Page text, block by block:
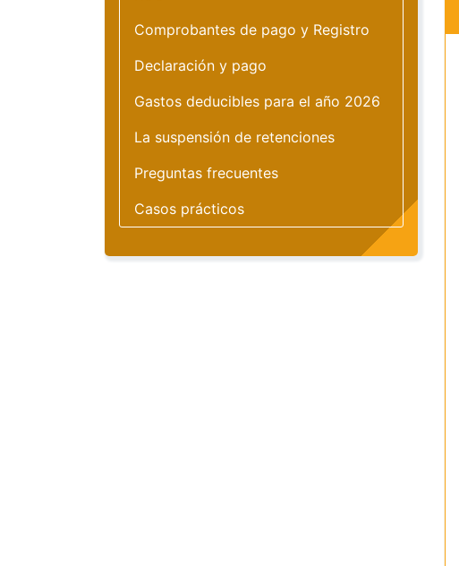
Comprobantes de pago y Registro
Declaración y pago
Gastos deducibles para el año 2026
La suspensión de retenciones
Preguntas frecuentes
Casos prácticos